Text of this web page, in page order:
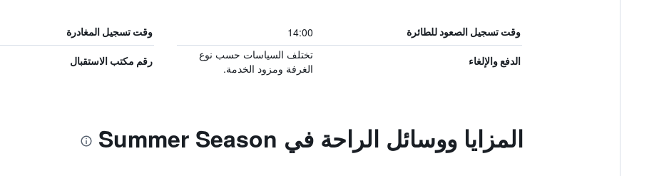
وقت تسجيل الصعود للطائرة 14:00 وقت تسجيل المغادرة
الدفع والإلغاء
تختلف السياسات حسب نوع
الغرفة ومزود الخدمة.
رقم مكتب الاستقبال
المزايا ووسائل الراحة في Summer Season